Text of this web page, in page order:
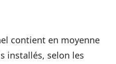
contient en moyenne
installés, selon les